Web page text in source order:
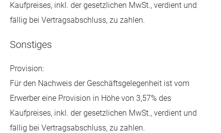
Kaufpreises, inkl. der gesetzlichen MwSt., verdient und
fällig bei Vertragsabschluss, zu zahlen.
Sonstiges
Provision:
Für den Nachweis der Geschäftsgelegenheit ist vom
Erwerber eine Provision in Höhe von 3,57% des
Kaufpreises, inkl. der gesetzlichen MwSt., verdient und
fällig bei Vertragsabschluss, zu zahlen.